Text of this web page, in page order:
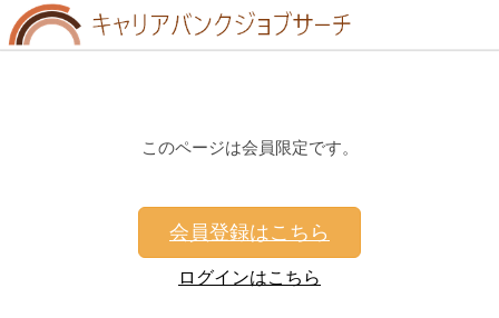
このページは会員限定です。
会員登録はこちら
ログインはこちら